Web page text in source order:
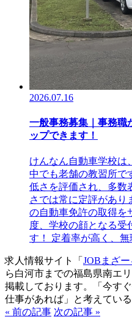
2026.07.16
一般事務募集｜事務職
ップできます！
けんなん自動車学校は
中でも老舗の教習所で
低さを評価され、多数
さでは常に定評があり
の自動車免許の取得を
度、学校の顔となる受
す！ 定着率が高く、
求人情報サイト「 JOBまざ
ら白河市までの福島県南エ
掲載しております。「今す
仕事があれば」と考えてい
« 前の記事 次の記事 »